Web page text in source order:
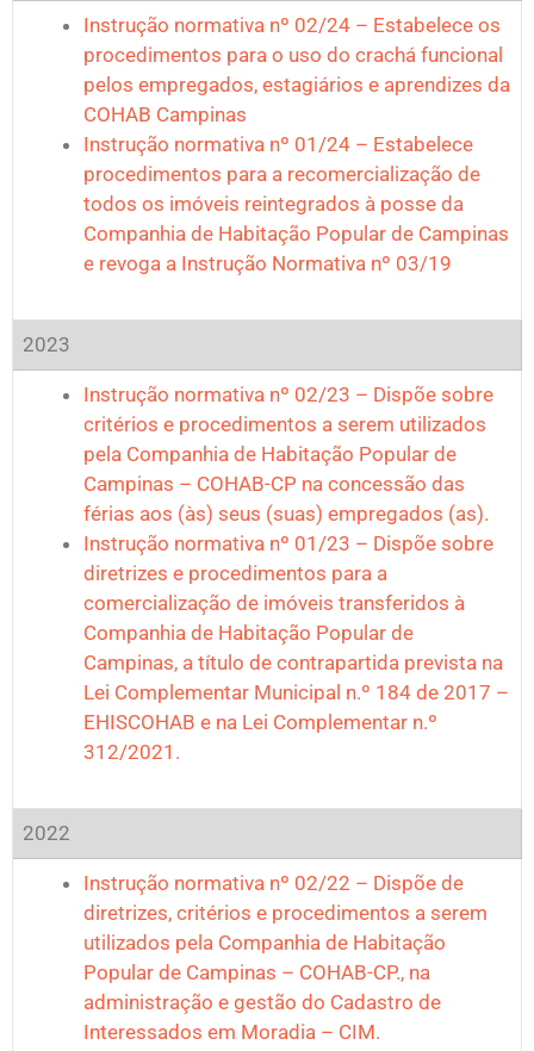
Instrução normativa nº 02/24 – Estabelece os
procedimentos para o uso do crachá funcional
pelos empregados, estagiários e aprendizes da
COHAB Campinas
Instrução normativa nº 01/24 – Estabelece
procedimentos para a recomercialização de
todos os imóveis reintegrados à posse da
Companhia de Habitação Popular de Campinas
e revoga a Instrução Normativa nº 03/19
2023
Instrução normativa nº 02/23 – Dispõe sobre
critérios e procedimentos a serem utilizados
pela Companhia de Habitação Popular de
Campinas – COHAB-CP na concessão das
férias aos (às) seus (suas) empregados (as).
Instrução normativa nº 01/23 – Dispõe sobre
diretrizes e procedimentos para a
comercialização de imóveis transferidos à
Companhia de Habitação Popular de
Campinas, a título de contrapartida prevista na
Lei Complementar Municipal n.º 184 de 2017 –
EHIS­COHAB e na Lei Complementar n.º
312/2021.
2022
Instrução normativa nº 02/22 – Dispõe de
diretrizes, critérios e procedimentos a serem
utilizados pela Companhia de Habitação
Popular de Campinas – COHAB-CP., na
administração e gestão do Cadastro de
Interessados em Moradia – CIM.